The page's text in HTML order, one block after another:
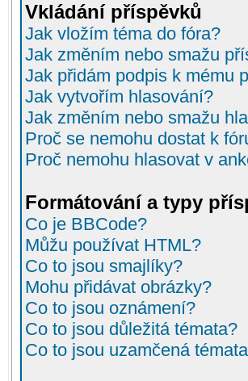
Vkládání příspěvků
Jak vložím téma do fóra?
Jak změním nebo smažu
Jak přidám podpis k mému
Jak vytvořím hlasování?
Jak změním nebo smažu
Proč se nemohu dostat k
Proč nemohu hlasovat v
Formátování a typy
Co je BBCode?
Můžu používat HTML?
Co to jsou smajlíky?
Mohu přidávat obrázky?
Co to jsou oznámení?
Co to jsou důležitá témata?
Co to jsou uzamčená